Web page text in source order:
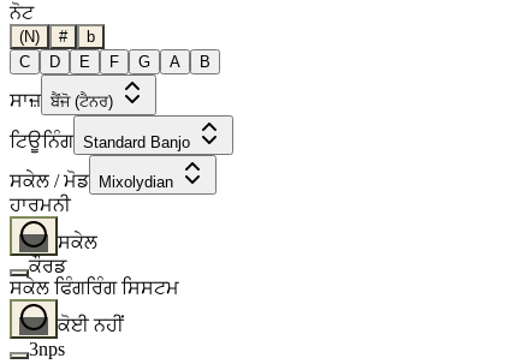
ਨੋਟ
(N) #
b
C
D E F G A B
ਸਾਜ਼ ਬੈਂਜੋ (ਟੈਨਰ)
ਟਿਊਨਿੰਗ Standard Banjo
ਸਕੇਲ / ਮੋਡ Mixolydian
ਹਾਰਮਨੀ
ਸਕੇਲ
ਕੌਰਡ
ਸਕੇਲ ਫਿੰਗਰਿੰਗ ਸਿਸਟਮ
ਕੋਈ ਨਹੀਂ
3nps